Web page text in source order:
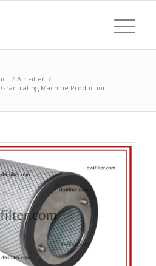
/ Air Filter /
Machine Production